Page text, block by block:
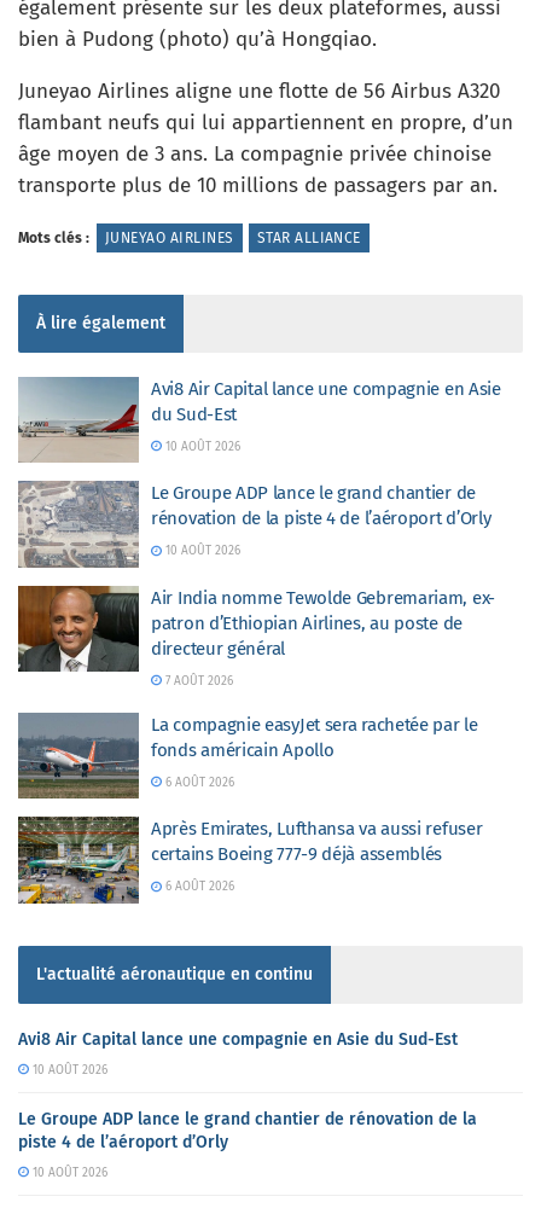
également présente sur les deux plateformes, aussi
bien à Pudong (photo) qu’à Hongqiao.
Juneyao Airlines aligne une flotte de 56 Airbus A320
flambant neufs qui lui appartiennent en propre, d’un
âge moyen de 3 ans. La compagnie privée chinoise
transporte plus de 10 millions de passagers par an.
Mots clés : JUNEYAO AIRLINES STAR ALLIANCE
À lire également
Avi8 Air Capital lance une compagnie en Asie
du Sud-Est
10 AOÛT 2026
Le Groupe ADP lance le grand chantier de
rénovation de la piste 4 de l’aéroport d’Orly
10 AOÛT 2026
Air India nomme Tewolde Gebremariam, ex-
patron d’Ethiopian Airlines, au poste de
directeur général
7 AOÛT 2026
La compagnie easyJet sera rachetée par le
fonds américain Apollo
6 AOÛT 2026
Après Emirates, Lufthansa va aussi refuser
certains Boeing 777-9 déjà assemblés
6 AOÛT 2026
L'actualité aéronautique en continu
Avi8 Air Capital lance une compagnie en Asie du Sud-Est
10 AOÛT 2026
Le Groupe ADP lance le grand chantier de rénovation de la
piste 4 de l’aéroport d’Orly
10 AOÛT 2026